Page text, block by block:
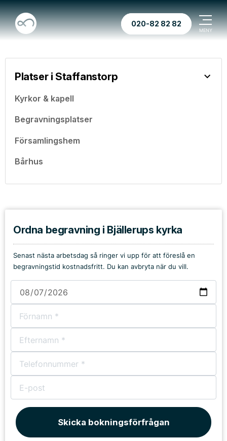
020-82 82 82
Platser i Staffanstorp
Kyrkor & kapell
Begravningsplatser
Församlingshem
Bårhus
Ordna begravning i Bjällerups kyrka
Senast nästa arbetsdag så ringer vi upp för att föreslå en
begravningstid kostnadsfritt. Du kan avbryta när du vill.
Skicka bokningsförfrågan